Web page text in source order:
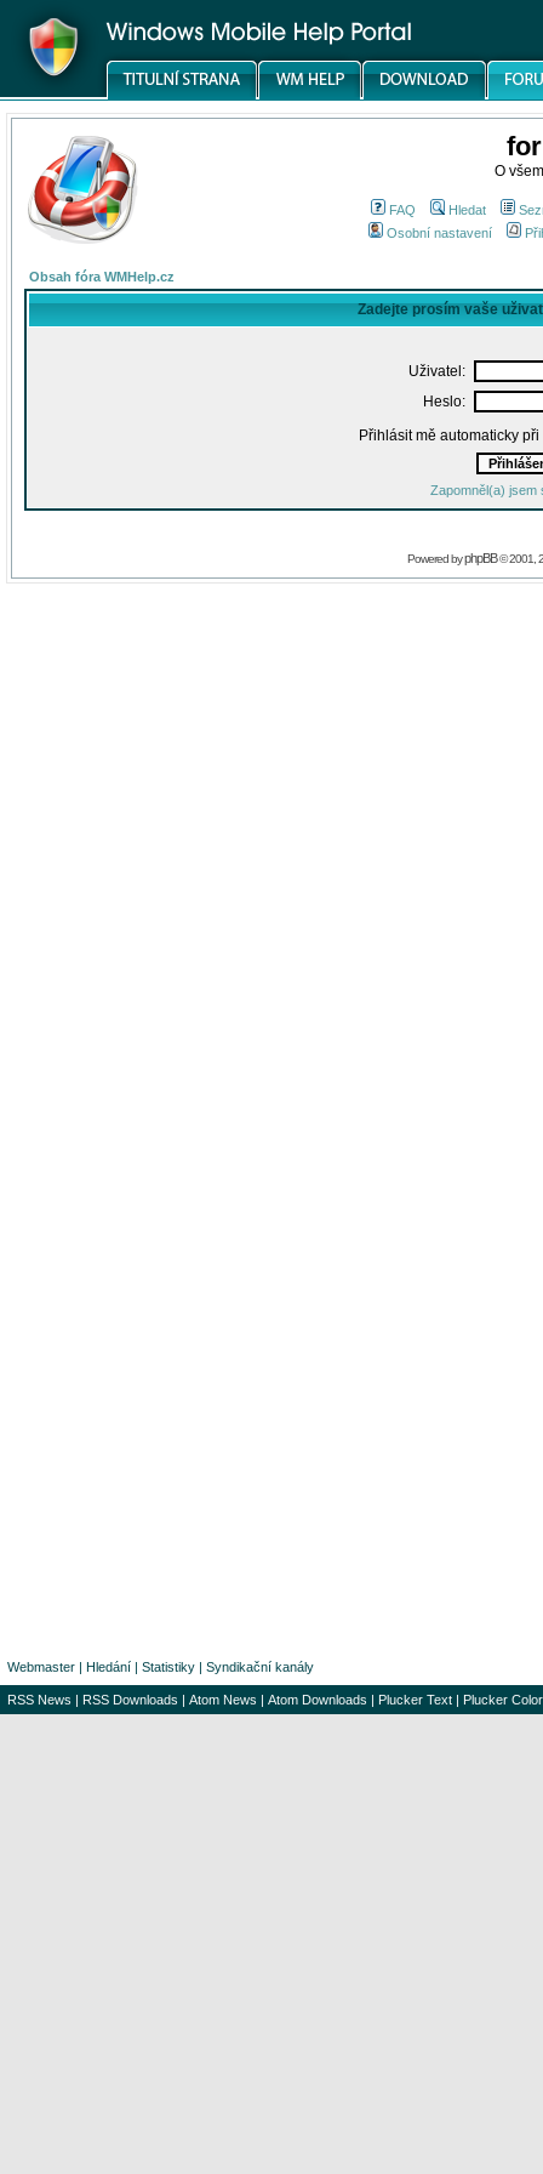
O
FAQ Hledat
Osobní nastavení
Obsah fóra WMHelp.cz
Zadejte prosím vaše
Uživatel:
Heslo:
Přihlásit mě automaticky
Zapomněl(a) jsem
Powered byphpBB© 2001,
Webmaster | Hledání | Statistiky | Syndikační kanály
RSS News | RSS Downloads | Atom News | Atom Downloads | Plucker Text | Plucker Color